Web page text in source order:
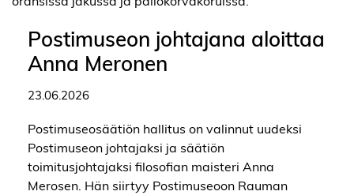
Postimuseon johtajana aloittaa
Anna Meronen
23.06.2026
Postimuseosäätiön hallitus on valinnut uudeksi
Postimuseon johtajaksi ja säätiön
toimitusjohtajaksi filosofian maisteri Anna
Merosen. Hän siirtyy Postimuseoon Rauman